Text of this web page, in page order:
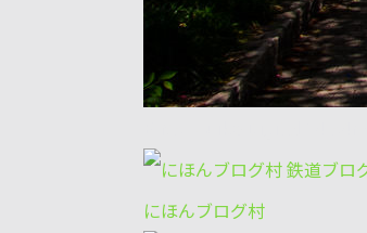
にほんブログ村